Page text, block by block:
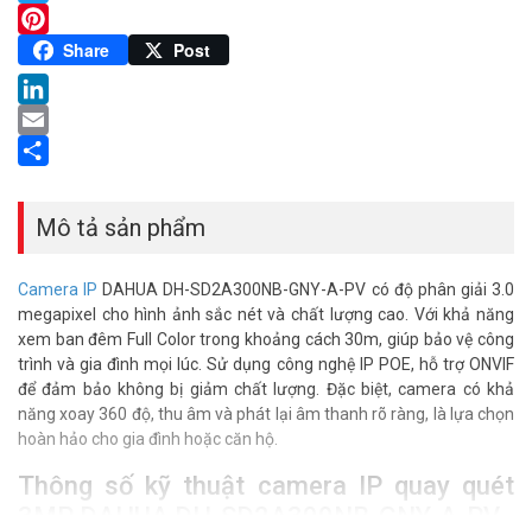
Twitter
Pinterest
Share Post
LinkedIn
Email
Mô tả sản phẩm
Camera IP DAHUA DH-SD2A300NB-GNY-A-PV có độ phân giải 3.0
megapixel cho hình ảnh sắc nét và chất lượng cao. Với khả năng
xem ban đêm Full Color trong khoảng cách 30m, giúp bảo vệ công
trình và gia đình mọi lúc. Sử dụng công nghệ IP POE, hỗ trợ ONVIF
để đảm bảo không bị giảm chất lượng. Đặc biệt, camera có khả
năng xoay 360 độ, thu âm và phát lại âm thanh rõ ràng, là lựa chọn
hoàn hảo cho gia đình hoặc căn hộ.
Thông số kỹ thuật camera IP quay quét